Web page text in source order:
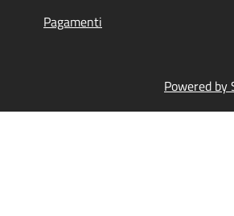
Pagamenti
Powered by